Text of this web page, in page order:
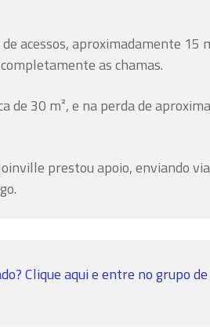
acessos, aproximadamente
as chamas.
de 30 m², e na perda de
prestou apoio, enviando
Clique aqui e entre no grupo